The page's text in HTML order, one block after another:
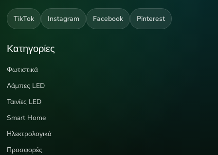
TikTok Instagram Facebook Pinterest
Κατηγορίες
Φωτιστικά
Λάμπες LED
Ταινίες LED
Smart Home
Ηλεκτρολογικά
Προσφορές